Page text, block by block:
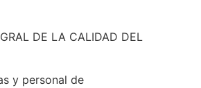
DE LA CALIDAD DEL
y personal de